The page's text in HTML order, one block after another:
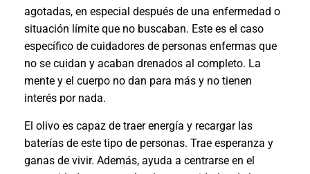
agotadas, en especial después de una enfermedad o
situación límite que no buscaban. Este es el caso
específico de cuidadores de personas enfermas que
no se cuidan y acaban drenados al completo. La
mente y el cuerpo no dan para más y no tienen
interés por nada.
El olivo es capaz de traer energía y recargar las
baterías de este tipo de personas. Trae esperanza y
ganas de vivir. Además, ayuda a centrarse en el